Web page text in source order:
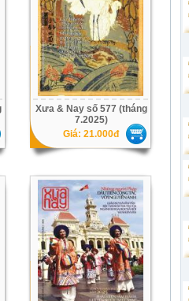
Xưa & Nay số 577 (tháng
7.2025)
Giá: 21.000đ